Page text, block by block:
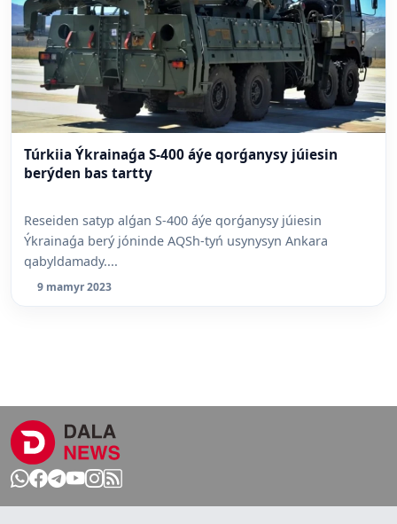
Túrkiia Ýkrainaǵa S-400 áýe qorǵanysy júiesin
berýden bas tartty
Reseiden satyp alǵan S-400 áýe qorǵanysy júiesin
Ýkrainaǵa berý jóninde AQSh-tyń usynysyn Ankara
qabyldamady....
9 mamyr 2023